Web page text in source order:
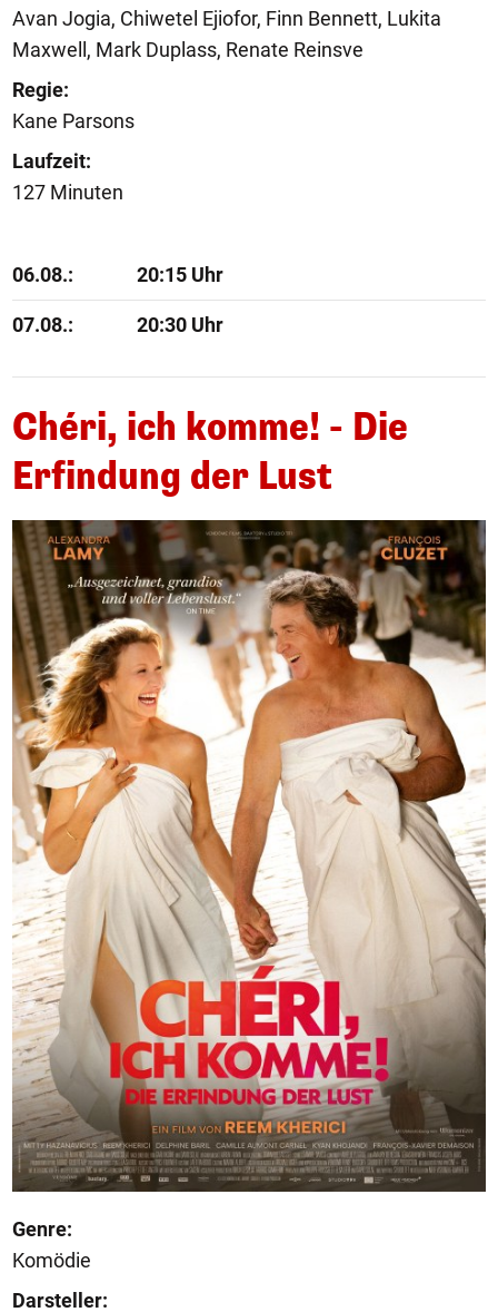
Avan Jogia, Chiwetel Ejiofor, Finn Bennett, Lukita
Maxwell, Mark Duplass, Renate Reinsve
Regie:
Kane Parsons
Laufzeit:
127 Minuten
06.08.: 20:15 Uhr
07.08.: 20:30 Uhr
Chéri, ich komme! - Die
Erfindung der Lust
Genre:
Komödie
Darsteller: